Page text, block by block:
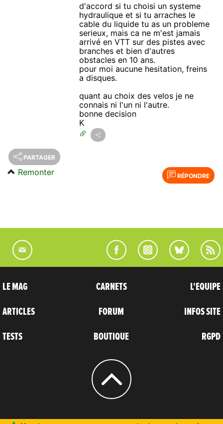
d'accord si tu choisi un systeme
hydraulique et si tu arraches le
cable du liquide tu as un probleme
serieux, mais ca ne m'est jamais
arrivé en VTT sur des pistes avec
branches et bien d'autres
obstacles en 10 ans.
pour moi aucune hesitation, freins
a disques.
quant au choix des velos je ne
connais ni l'un ni l'autre.
bonne decision
K
PARTAGER
RÉPONDRE
Remonter
LE MAG
ARTICLES
TESTS
CARNETS
FORUM
BOUTIQUE
L'EQUIPE
INFOS SITE
RGPD